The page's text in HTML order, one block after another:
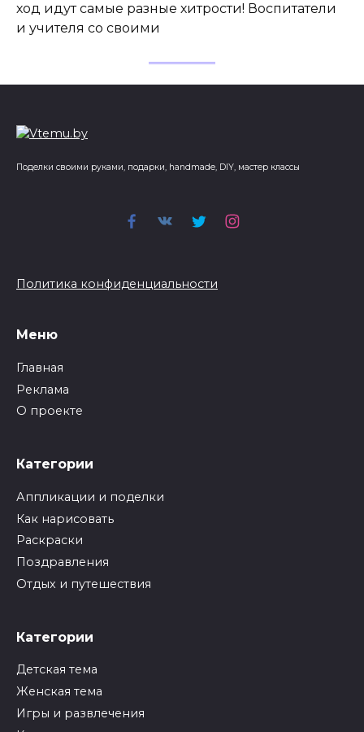
ход идут самые разные хитрости! Воспитатели
и учителя со своими
Поделки своими руками, подарки, handmade, DIY, мастер классы
Политика конфиденциальности
Меню
Главная
Реклама
О проекте
Категории
Аппликации и поделки
Как нарисовать
Раскраски
Поздравления
Отдых и путешествия
Категории
Детская тема
Женская тема
Игры и развлечения